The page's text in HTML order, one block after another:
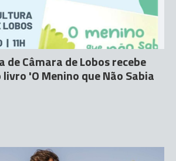
de Câmara de Lobos recebe
'O Menino que Não Sabia